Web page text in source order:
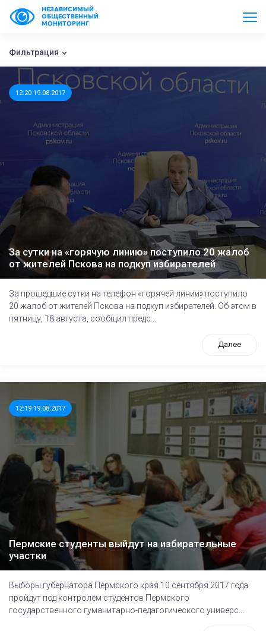
НЕЗАВИСИМЫЙ
ОБЩЕСТВЕННЫЙ
МОНИТОРИНГ
Фильтрация
12:20 19.08.2017
За сутки на «горячую линию» поступило 20 жалоб
от жителей Пскова на подкуп избирателей
За прошедшие сутки на телефон «горячей линии» поступило
20 жалоб от жителей Пскова на подкуп избирателей. Об этом в
пятницу, 18 августа, сообщил предс...
Далее
12:19 19.08.2017
Пермские студенты выйдут на избирательные
участки
Выборы губернатора Пермского края 10 сентября 2017 года
пройдут под контролем студентов Пермского
государственного гуманитарно-педагогического универс...